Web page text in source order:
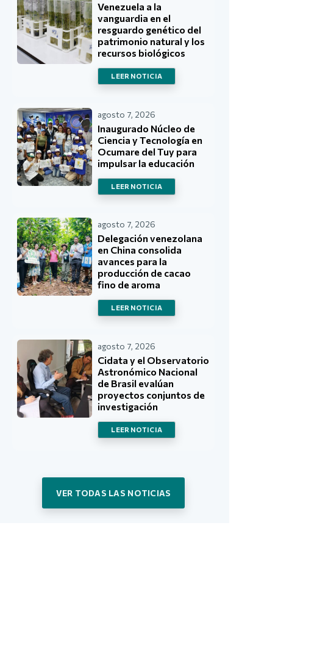
Venezuela a la
vanguardia en el
resguardo genético del
patrimonio natural y los
recursos biológicos
LEER NOTICIA
agosto 7, 2026
Inaugurado Núcleo de
Ciencia y Tecnología en
Ocumare del Tuy para
impulsar la educación
LEER NOTICIA
agosto 7, 2026
Delegación venezolana
en China consolida
avances para la
producción de cacao
fino de aroma
LEER NOTICIA
agosto 7, 2026
Cidata y el Observatorio
Astronómico Nacional
de Brasil evalúan
proyectos conjuntos de
investigación
LEER NOTICIA
VER TODAS LAS NOTICIAS